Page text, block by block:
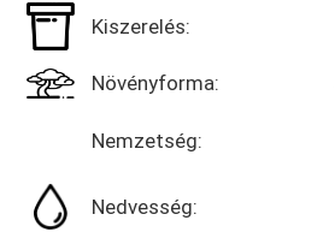
Kiszerelés:
Növényforma:
Nemzetség:
Nedvesség: